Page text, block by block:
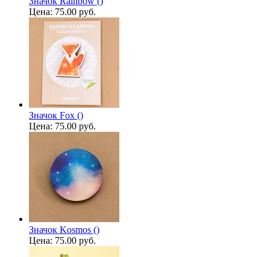
Цена: 75.00 руб.
Значок Fox ()
Цена: 75.00 руб.
Значок Kosmos ()
Цена: 75.00 руб.